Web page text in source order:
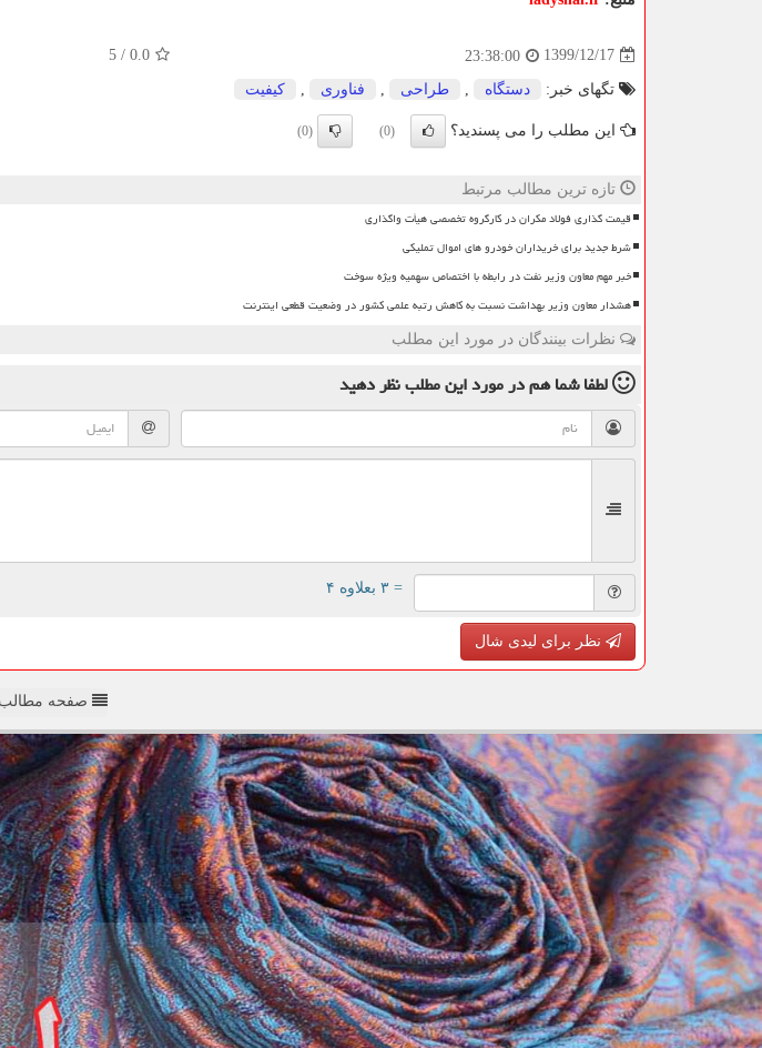
1399/12/17
23:38:00
0.0
/
5
تگهای خبر: دستگاه طراحی فناوری كیفیت
این مطلب را می پسندید؟ (0)
(0)
تازه ترین مطالب مرتبط
قیمت گذاری فولاد مکران در کارگروه تخصصی هیأت واگذاری
شرط جدید برای خریداران خودرو های اموال تملیکی
خبر مهم معاون وزیر نفت در رابطه با اختصاص سهمیه ویژه سوخت
هشدار معاون وزیر بهداشت نسبت به کاهش رتبه علمی کشور در وضعیت قطعی اینترنت
نظرات بینندگان در مورد این مطلب
لطفا شما همدر مورد این مطلبنظر دهید
= ۳ بعلاوه ۴
نظر برای لیدی شال
صفحه